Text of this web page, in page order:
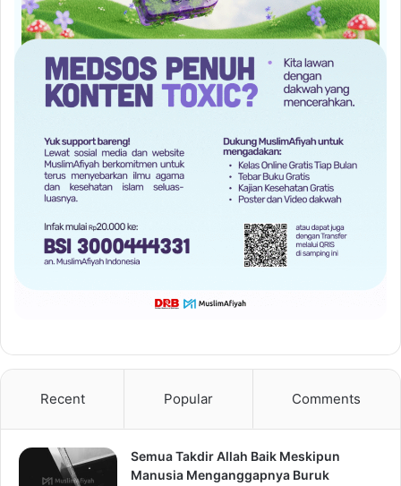
Recent Popular Comments
Semua Takdir Allah Baik Meskipun
Manusia Menganggapnya Buruk